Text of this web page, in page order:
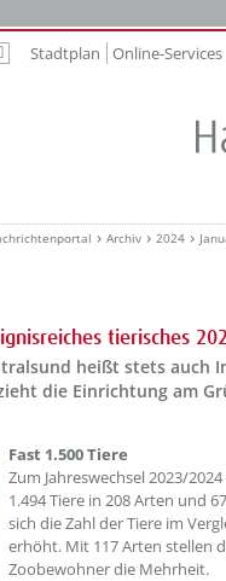
Sprache
Stadtplan Online-Services
Archiv 2024
tierisches
heißt stets auch
die Einrichtung am
??? absaetzeOben[1]/
Fast 1.500 Tiere
Zum Jahreswechsel 2023/
1.494 Tiere in 208 Arten und
sich die Zahl der Tiere im
erhöht. Mit 117 Arten stellen
Zoobewohner die Mehrheit.